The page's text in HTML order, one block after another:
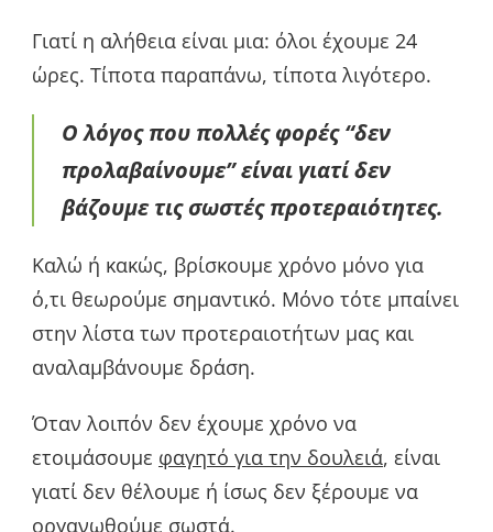
Γιατί η αλήθεια είναι μια: όλοι έχουμε 24
ώρες. Τίποτα παραπάνω, τίποτα λιγότερο.
Ο λόγος που πολλές φορές “δεν
προλαβαίνουμε” είναι γιατί δεν
βάζουμε τις σωστές προτεραιότητες.
Καλώ ή κακώς, βρίσκουμε χρόνο μόνο για
ό,τι θεωρούμε σημαντικό. Μόνο τότε μπαίνει
στην λίστα των προτεραιοτήτων μας και
αναλαμβάνουμε δράση.
Όταν λοιπόν δεν έχουμε χρόνο να
ετοιμάσουμε φαγητό για την δουλειά, είναι
γιατί δεν θέλουμε ή ίσως δεν ξέρουμε να
οργανωθούμε σωστά.